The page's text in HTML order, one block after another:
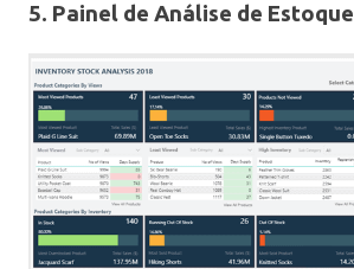
5. Painel de Análise de Estoque